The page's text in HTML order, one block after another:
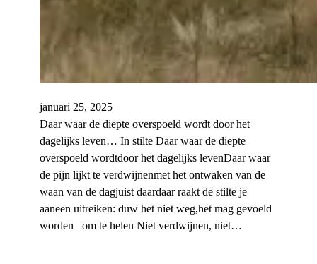
januari 25, 2025
Daar waar de diepte overspoeld wordt door het
dagelijks leven… In stilte Daar waar de diepte
overspoeld wordtdoor het dagelijks levenDaar waar
de pijn lijkt te verdwijnenmet het ontwaken van de
waan van de dagjuist daardaar raakt de stilte je
aaneen uitreiken: duw het niet weg,het mag gevoeld
worden– om te helen Niet verdwijnen, niet…